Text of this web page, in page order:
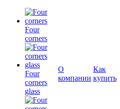
Four
corners
Four
corners
glass
О
компании
Как
купить